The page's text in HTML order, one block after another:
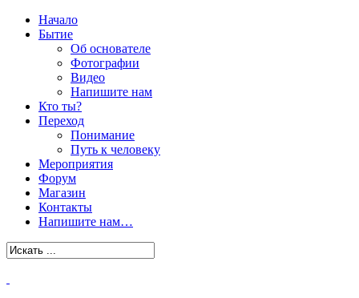
Начало
Бытие
Об основателе
Фотографии
Видео
Напишите нам
Кто ты?
Переход
Понимание
Путь к человеку
Мероприятия
Форум
Магазин
Контакты
Напишите нам…